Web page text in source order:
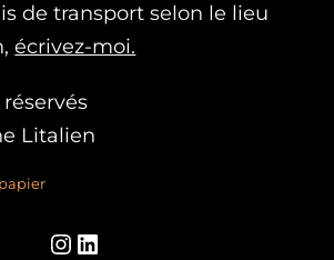
de transport selon le lieu
écrivez-moi.
Litalien
Instagram
LinkedIn